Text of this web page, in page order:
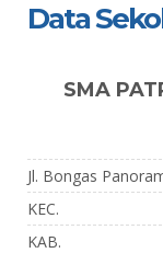
Data
SMA
Jl. Bongas
KEC.
KAB.